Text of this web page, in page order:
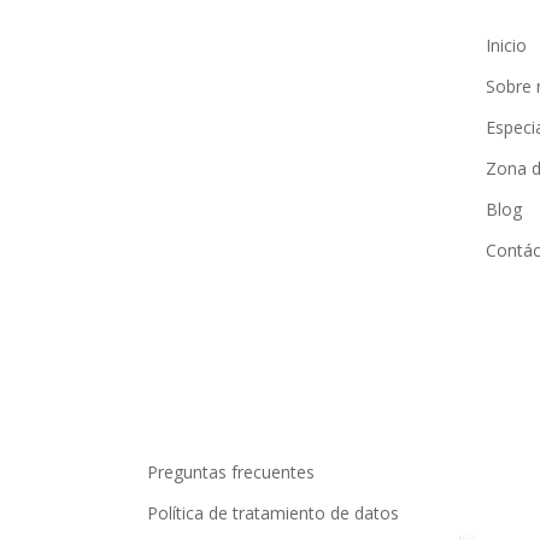
Inicio
Sobre
Zona
Blog
Preguntas frecuentes
Política de tratamiento de datos